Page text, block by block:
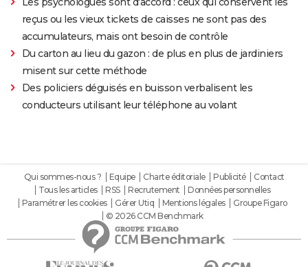
reçus ou les vieux tickets de caisses ne sont pas des
accumulateurs, mais ont besoin de contrôle
Du carton au lieu du gazon : de plus en plus de jardiniers
misent sur cette méthode
Des policiers déguisés en buisson verbalisent les
conducteurs utilisant leur téléphone au volant
Qui sommes-nous ? Equipe Charte éditoriale Publicité
Contact
Tous les articles
RSS Recrutement
Données personnelles
Paramétrer les cookies
Gérer Utiq Mentions légales
Groupe Figaro
© 2026 CCM Benchmark